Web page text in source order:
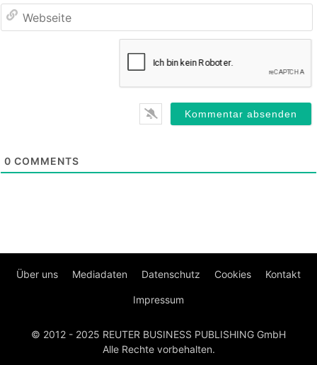
0 COMMENTS
Über uns Mediadaten Datenschutz Cookies Kontakt
Impressum
© 2012 - 2025 REUTER BUSINESS PUBLISHING GmbH
Alle Rechte vorbehalten.